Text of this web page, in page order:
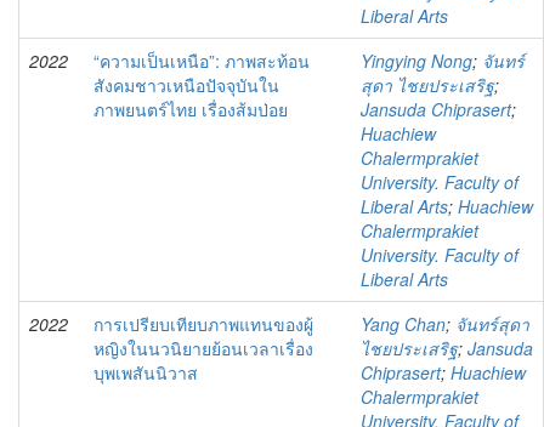
Liberal Arts
2022
“ความเป็นเหนือ”: ภาพสะท้อน
สังคมชาวเหนือปัจจุบันใน
ภาพยนตร์ไทย เรื่องส้มป่อย
Yingying Nong; จันทร์
สุดา ไชยประเสริฐ;
Jansuda Chiprasert;
Huachiew
Chalermprakiet
University. Faculty of
Liberal Arts; Huachiew
Chalermprakiet
University. Faculty of
Liberal Arts
2022
การเปรียบเทียบภาพแทนของผู้
หญิงในนวนิยายย้อนเวลาเรื่อง
บุพเพสันนิวาส
Yang Chan; จันทร์สุดา
ไชยประเสริฐ; Jansuda
Chiprasert; Huachiew
Chalermprakiet
University. Faculty of